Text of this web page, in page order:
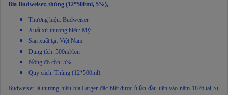
Bia Budweiser, thùng (12*500ml, 5%),
Thương hiệu: Budweiser
Xuất xứ thương hiệu: Mỹ
Sản xuất tại: Việt Nam
Dung tích: 500ml/lon
Nồng độ cồn: 5%
Quy cách: Thùng (12*500ml)
Budweiser là thương hiệu bia Larger đặc biệt được ủ lần đầu tiên vào năm 1876 tại St.